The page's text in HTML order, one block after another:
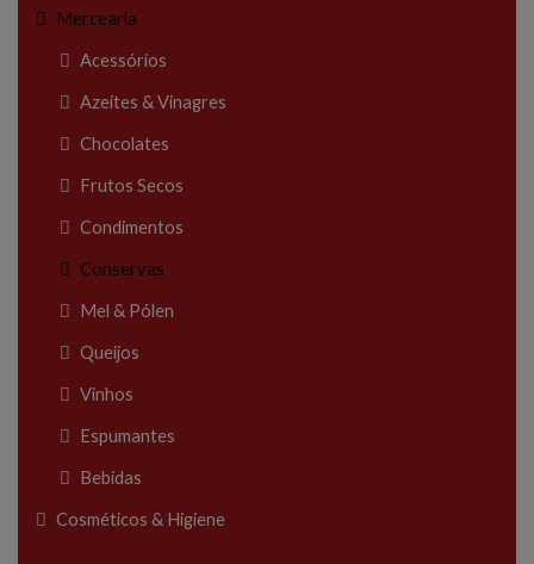
Mercearia
Acessórios
Azeites & Vinagres
Chocolates
Frutos Secos
Condimentos
Conservas
Mel & Pólen
Queijos
Vinhos
Espumantes
Bebidas
Cosméticos & Higiene